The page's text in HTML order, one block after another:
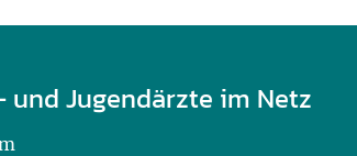
und Jugendärzte im Netz